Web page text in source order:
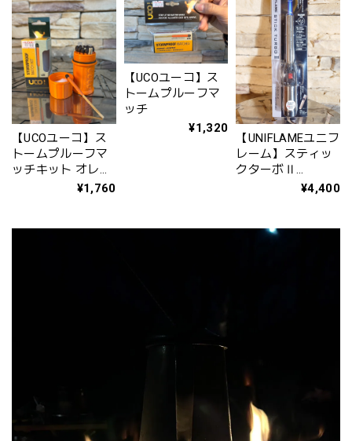
【UCOユーコ】ス
トームプルーフマ
ッチキット オレン
¥1,760
【UCOユーコ】ス
トームプルーフマ
ッチ
¥1,320
【UNIFLAMEユニフ
レーム】スティッ
クターボⅡ
¥4,400